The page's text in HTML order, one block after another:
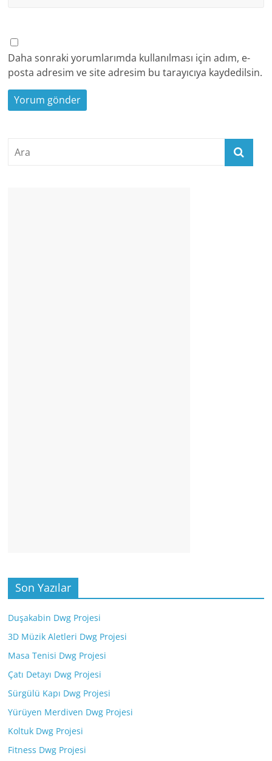
Daha sonraki yorumlarımda kullanılması için adım, e-
posta adresim ve site adresim bu tarayıcıya kaydedilsin.
Son Yazılar
Duşakabin Dwg Projesi
3D Müzik Aletleri Dwg Projesi
Masa Tenisi Dwg Projesi
Çatı Detayı Dwg Projesi
Sürgülü Kapı Dwg Projesi
Yürüyen Merdiven Dwg Projesi
Koltuk Dwg Projesi
Fitness Dwg Projesi